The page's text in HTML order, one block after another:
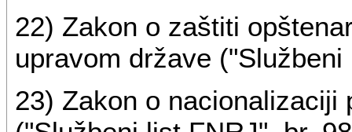
22) Zakon o zaštiti
upravom države
23) Zakon o nacionalizaciji